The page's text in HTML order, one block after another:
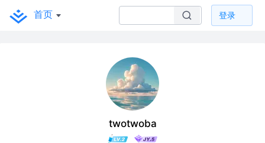
首页 登录
twotwoba